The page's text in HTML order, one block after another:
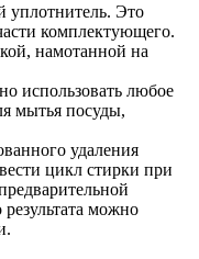
уплотнитель. Это
комплектующего.
намотанной на
использовать любое
мытья посуды,
удаления
цикл стирки при
можно